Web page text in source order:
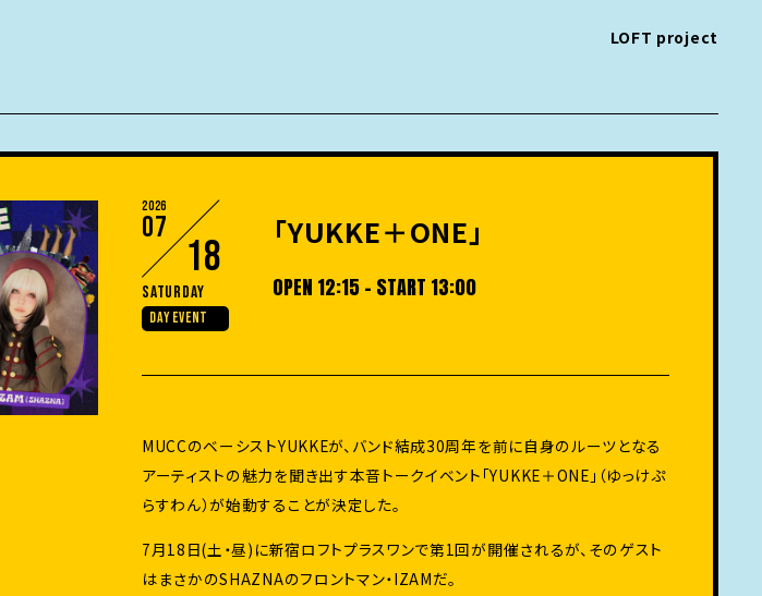
LOFT project
2026
07
18
Saturday
DAY EVENT
「YUKKE＋ONE」
OPEN 12:15 - START 13:00
MUCCのベーシストYUKKEが、バンド結成30周年を前に自身のルーツとなる
アーティストの魅力を聞き出す本音トークイベント「YUKKE＋ONE」（ゆっけぷ
らすわん）が始動することが決定した。
7月18日(土・昼)に新宿ロフトプラスワンで第1回が開催されるが、そのゲスト
はまさかのSHAZNAのフロントマン・IZAMだ。